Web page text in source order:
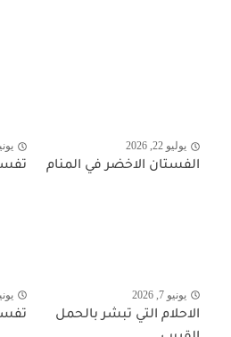
يوليو 22, 2026
الفستان الاخضر في المنام
يونيو 7,
يونيو 7, 2026
الاحلام التي تبشر بالحمل
يونيو 7,